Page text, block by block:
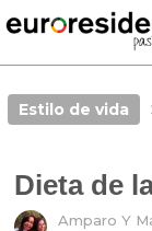
Estilo de vida
Dieta de
Amparo Y